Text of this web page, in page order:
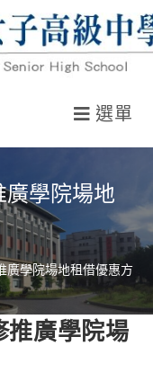
選單
學院場地
學院場地租借優惠方案
推廣學院場